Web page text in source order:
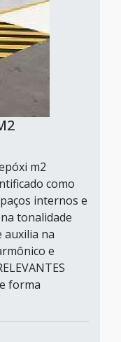
m2
como
internos e
tonalidade
auxilia na
e
forma